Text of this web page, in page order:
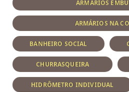
ARMÁRIOS
ARMÁRIOS NA
BANHEIRO SOCIAL
CHURRASQUEIRA
HIDRÔMETRO INDIVIDUAL